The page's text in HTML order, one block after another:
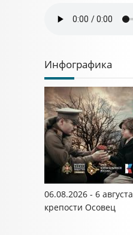
Инфографика
06.08.2026 - 6
крепости Осовец